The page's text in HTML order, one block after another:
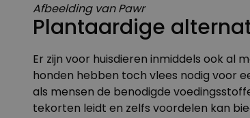
Afbeelding van Pawr
Plantaardige
Er zijn voor huisdieren inmiddels ook al
honden hebben toch vlees nodig voor
als mensen de benodigde
tekorten leidt en zelfs voordelen kan